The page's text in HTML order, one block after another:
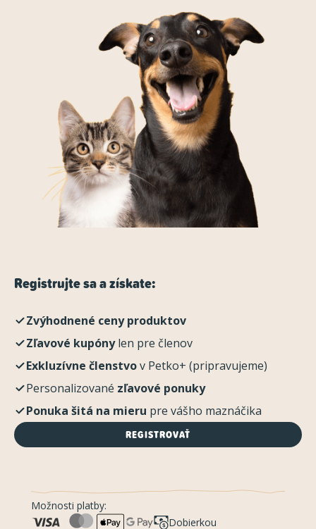
Registrujte sa a získate:
Zvýhodnené ceny produktov
Zľavové kupónylen pre členov
Exkluzívne členstvov Petko+ (pripravujeme)
Personalizované zľavové ponuky
Ponuka šitá na mieru pre vášho maznáčika
REGISTROVAŤ
Možnosti platby:
Dobierkou